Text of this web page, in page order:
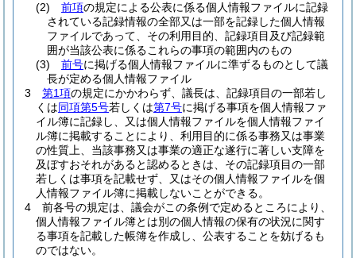
(2)
前項の規定による公表に係る個人情報ファイルに記録
されている記録情報の全部又は一部を記録した個人情報
ファイルであって、その利用目的、記録項目及び記録範
囲が当該公表に係るこれらの事項の範囲内のもの
(3)
前号に掲げる個人情報ファイルに準ずるものとして議
長が定める個人情報ファイル
3
第1項の規定にかかわらず、議長は、記録項目の一部若し
くは同項第5号若しくは第7号に掲げる事項を個人情報ファ
イル簿に記録し、又は個人情報ファイルを個人情報ファイ
ル簿に掲載することにより、利用目的に係る事務又は事業
の性質上、当該事務又は事業の適正な遂行に著しい支障を
及ぼすおそれがあると認めるときは、その記録項目の一部
若しくは事項を記載せず、又はその個人情報ファイルを個
人情報ファイル簿に掲載しないことができる。
4
前各号の規定は、議会がこの条例で定めるところにより、
個人情報ファイル簿とは別の個人情報の保有の状況に関す
る事項を記載した帳簿を作成し、公表することを妨げるも
のではない。